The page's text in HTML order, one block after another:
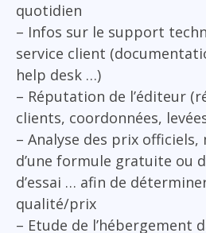
quotidien
– Infos sur le support
service client
help desk …)
– Réputation de l’éditeur
clients, coordonnées,
– Analyse des prix officiels,
d’une formule gratuite ou
d’essai … afin de
qualité/prix
– Etude de l’hébergement